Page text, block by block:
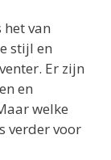
van
stijl en
Er zijn
en
welke
verder voor